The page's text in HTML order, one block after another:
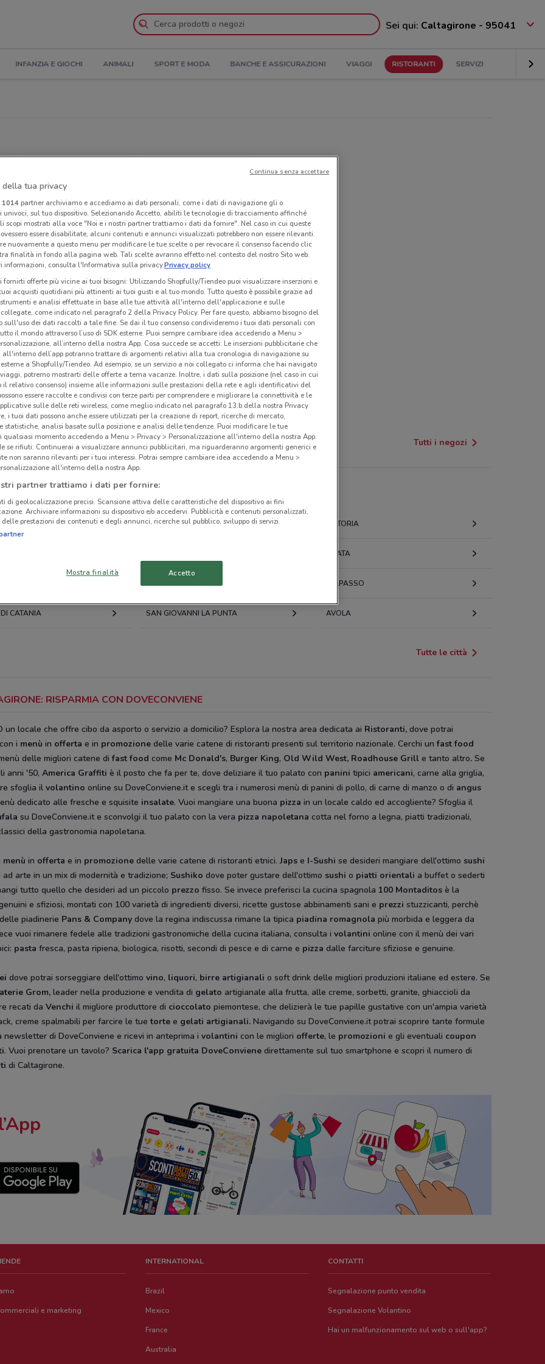
Sei qui: Caltagirone - 95041
INFANZIA E GIOCHI ANIMALI SPORT E MODA BANCHE E ASSICURAZIONI VIAGGI RISTORANTI SERVIZI
-1 GIORNO
McDonald's
Scade domani 2.3 km
-5 GIORNI
McDonald's
Scade giovedì 2.3 km
Tutti i negozi
GELA VITTORIA
LICATA
BELPASSO
CATANIA SAN GIOVANNI LA PUNTA AVOLA
Tutte le città
RISPARMIA CON DOVECONVIENE
un locale che offre cibo da asporto o servizio a domicilio? Esplora la nostra area dedicata ai Ristoranti, dove potrai
i menù in offerta e in promozione delle varie catene di ristoranti presenti sul territorio nazionale. Cerchi unfast food
delle migliori catene difast food come Mc Donald's, Burger King, Old Wild West, Roadhouse Grill e tanto altro. Se
anni '50, America Graffiti è il posto che fa per te, dove deliziare il tuo palato con panini tipici americani, carne alla griglia,
sfoglia il volantino online su DoveConviene.it e scegli tra i numerosi menù di panini di pollo, di carne di manzo o di angus
dedicato alle fresche e squisite insalate. Vuoi mangiare una buona pizza in un locale caldo ed accogliente? Sfoglia il
su DoveConviene.it e sconvolgi il tuo palato con la vera pizza napoletana cotta nel forno a legna, piatti tradizionali,
della gastronomia napoletana.
menù in offerta e in promozione delle varie catene di ristoranti etnici.Japs e I-Sushi se desideri mangiare dell'ottimo sushi
arte in un mix di modernità e tradizione; Sushiko dove poter gustare dell'ottimo sushi o piatti orientali a buffet o sederti
tutto quello che desideri ad un piccolo prezzo fisso. Se invece preferisci la cucina spagnola 100 Montaditos è la
e sfiziosi, montati con 100 varietà di ingredienti diversi, ricette gustose abbinamenti sani e prezzi stuzzicanti, perchè
piadinerie Pans & Company dove la regina indiscussa rimane la tipica piadina romagnola più morbida e leggera da
vuoi rimanere fedele alle tradizioni gastronomiche della cucina italiana, consulta i volantini online con il menù dei vari
pasta fresca, pasta ripiena, biologica, risotti, secondi di pesce e di carne e pizza dalle farciture sfiziose e genuine.
dove potrai sorseggiare dell'ottimo vino, liquori, birre artigianali o soft drink delle migliori produzioni italiane ed estere. Se
Grom, leader nella produzione e vendita di gelato artigianale alla frutta, alle creme, sorbetti, granite, ghiaccioli da
recati da Venchi il migliore produttore di cioccolato piemontese, che delizierà le tue papille gustative con un'ampia varietà
creme spalmabili per farcire le tuetorte e gelati artigianali. Navigando su DoveConviene.it potrai scoprire tante formule
di DoveConviene e ricevi in anteprima i volantini con le migliori offerte, le promozioni e gli eventuali coupon
. Vuoi prenotare un tavolo? Scarica l'app gratuita DoveConviene direttamente sul tuo smartphone e scopri il numero di
di Caltagirone.
e marketing
INTERNATIONAL
Brazil
Mexico
France
Australia
CONTATTI
Segnalazione punto vendita
Segnalazione Volantino
Hai un malfunzionamento sul web o sull'app?
della tua privacy
1014partner archiviamo e accediamo ai dati personali, come i dati di navigazione gli o
sul tuo dispositivo. Selezionando Accetto, abiliti le tecnologie di tracciamento affinché
scopi mostrati alla voce "Noi e i nostri partner trattiamo i dati da fornire". Nel caso in cui queste
essere disabilitate, alcuni contenuti e annunci visualizzati potrebbero non essere rilevanti.
nuovamente a questo menu per modificare le tue scelte o per revocare il consenso facendo clic
finalità in fondo alla pagina web. Tali scelte avranno effetto nel contesto del nostro Sito web.
informazioni, consulta l'Informativa sulla privacy.Privacy policy
fornirti offerte più vicine ai tuoi bisogni: Utilizzando Shopfully/Tiendeo puoi visualizzare inserzioni e
acquisti quotidiani più attinenti ai tuoi gusti e al tuo mondo. Tutto questo è possibile grazie ad
e analisi effettuate in base alle tue attività all'interno dell'applicazione e sulle
come indicato nel paragrafo 2 della Privacy Policy. Per fare questo, abbiamo bisogno del
sull'uso dei dati raccolti a tale fine. Se dai il tuo consenso condivideremo i tuoi dati personali con
il mondo attraverso l’uso di SDK esterne. Puoi sempre cambiare idea accedendo a Menu >
all’interno della nostra App. Cosa succede se accetti: Le inserzioni pubblicitarie che
all'interno dell’app potranno trattare di argomenti relativi alla tua cronologia di navigazione su
a Shopfully/Tiendeo. Ad esempio, se un servizio a noi collegato ci informa che hai navigato
potremo mostrarti delle offerte a tema vacanze. Inoltre, i dati sulla posizione (nel caso in cui
il relativo consenso) insieme alle informazioni sulle prestazioni della rete e agli identificativi del
essere raccolte e condivisi con terze parti per comprendere e migliorare la connettività e le
sulle delle reti wireless, come meglio indicato nel paragrafo 13.b della nostra Privacy
i tuoi dati possono anche essere utilizzati per la creazione di report, ricerche di mercato,
statistiche, analisi basate sulla posizione e analisi delle tendenze. Puoi modificare le tue
qualsiasi momento accedendo a Menu > Privacy > Personalizzazione all'interno della nostra App.
se rifiuti: Continuerai a visualizzare annunci pubblicitari, ma riguarderanno argomenti generici e
non saranno rilevanti per i tuoi interessi. Potrai sempre cambiare idea accedendo a Menu >
all'interno della nostra App.
partner trattiamo i dati per fornire:
di geolocalizzazione precisi. Scansione attiva delle caratteristiche del dispositivo ai fini
Archiviare informazioni su dispositivo e/o accedervi. Pubblicità e contenuti personalizzati,
prestazioni dei contenuti e degli annunci, ricerche sul pubblico, sviluppo di servizi.
Mostra finalità Accetto
Continua senza accettare